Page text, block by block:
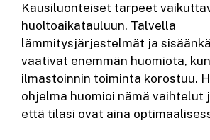
Kausiluonteiset tarpeet
huoltoaikatauluun. Talvella
lämmitysjärjestelmät ja
vaativat enemmän huomiota,
ilmastoinnin toiminta korostuu.
ohjelma huomioi nämä vaihtelut
että tilasi ovat aina